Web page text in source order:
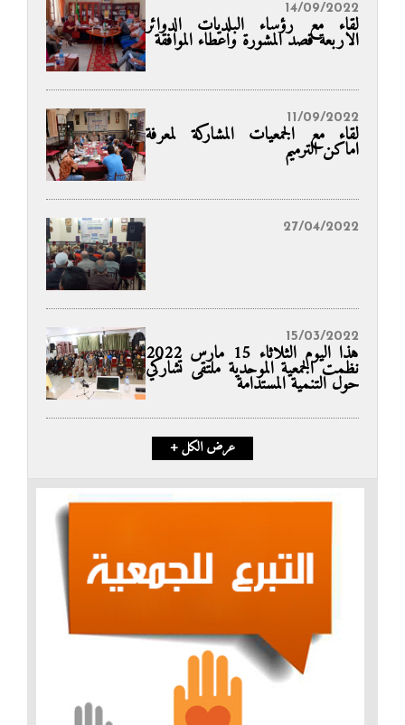
14/09/2022
لقاء مع رؤساء البلديات الدوائر
الاربعة قصد المشورة واعطاء الموافقة
11/09/2022
لقاء مع الجمعيات المشاركة لمعرفة
اماكن الترميم
27/04/2022
15/03/2022
هذا اليوم الثلاثاء 15 مارس 2022
نظمت الجمعية الموحدية ملتقى تشاركي
حول التنمية المستدامة
+ عرض الكل